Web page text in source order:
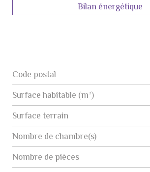
Bilan énergétique
Label
Code postal
Surface habitable (m²)
surface terrain
Nombre de chambre(s)
Nombre de pièces